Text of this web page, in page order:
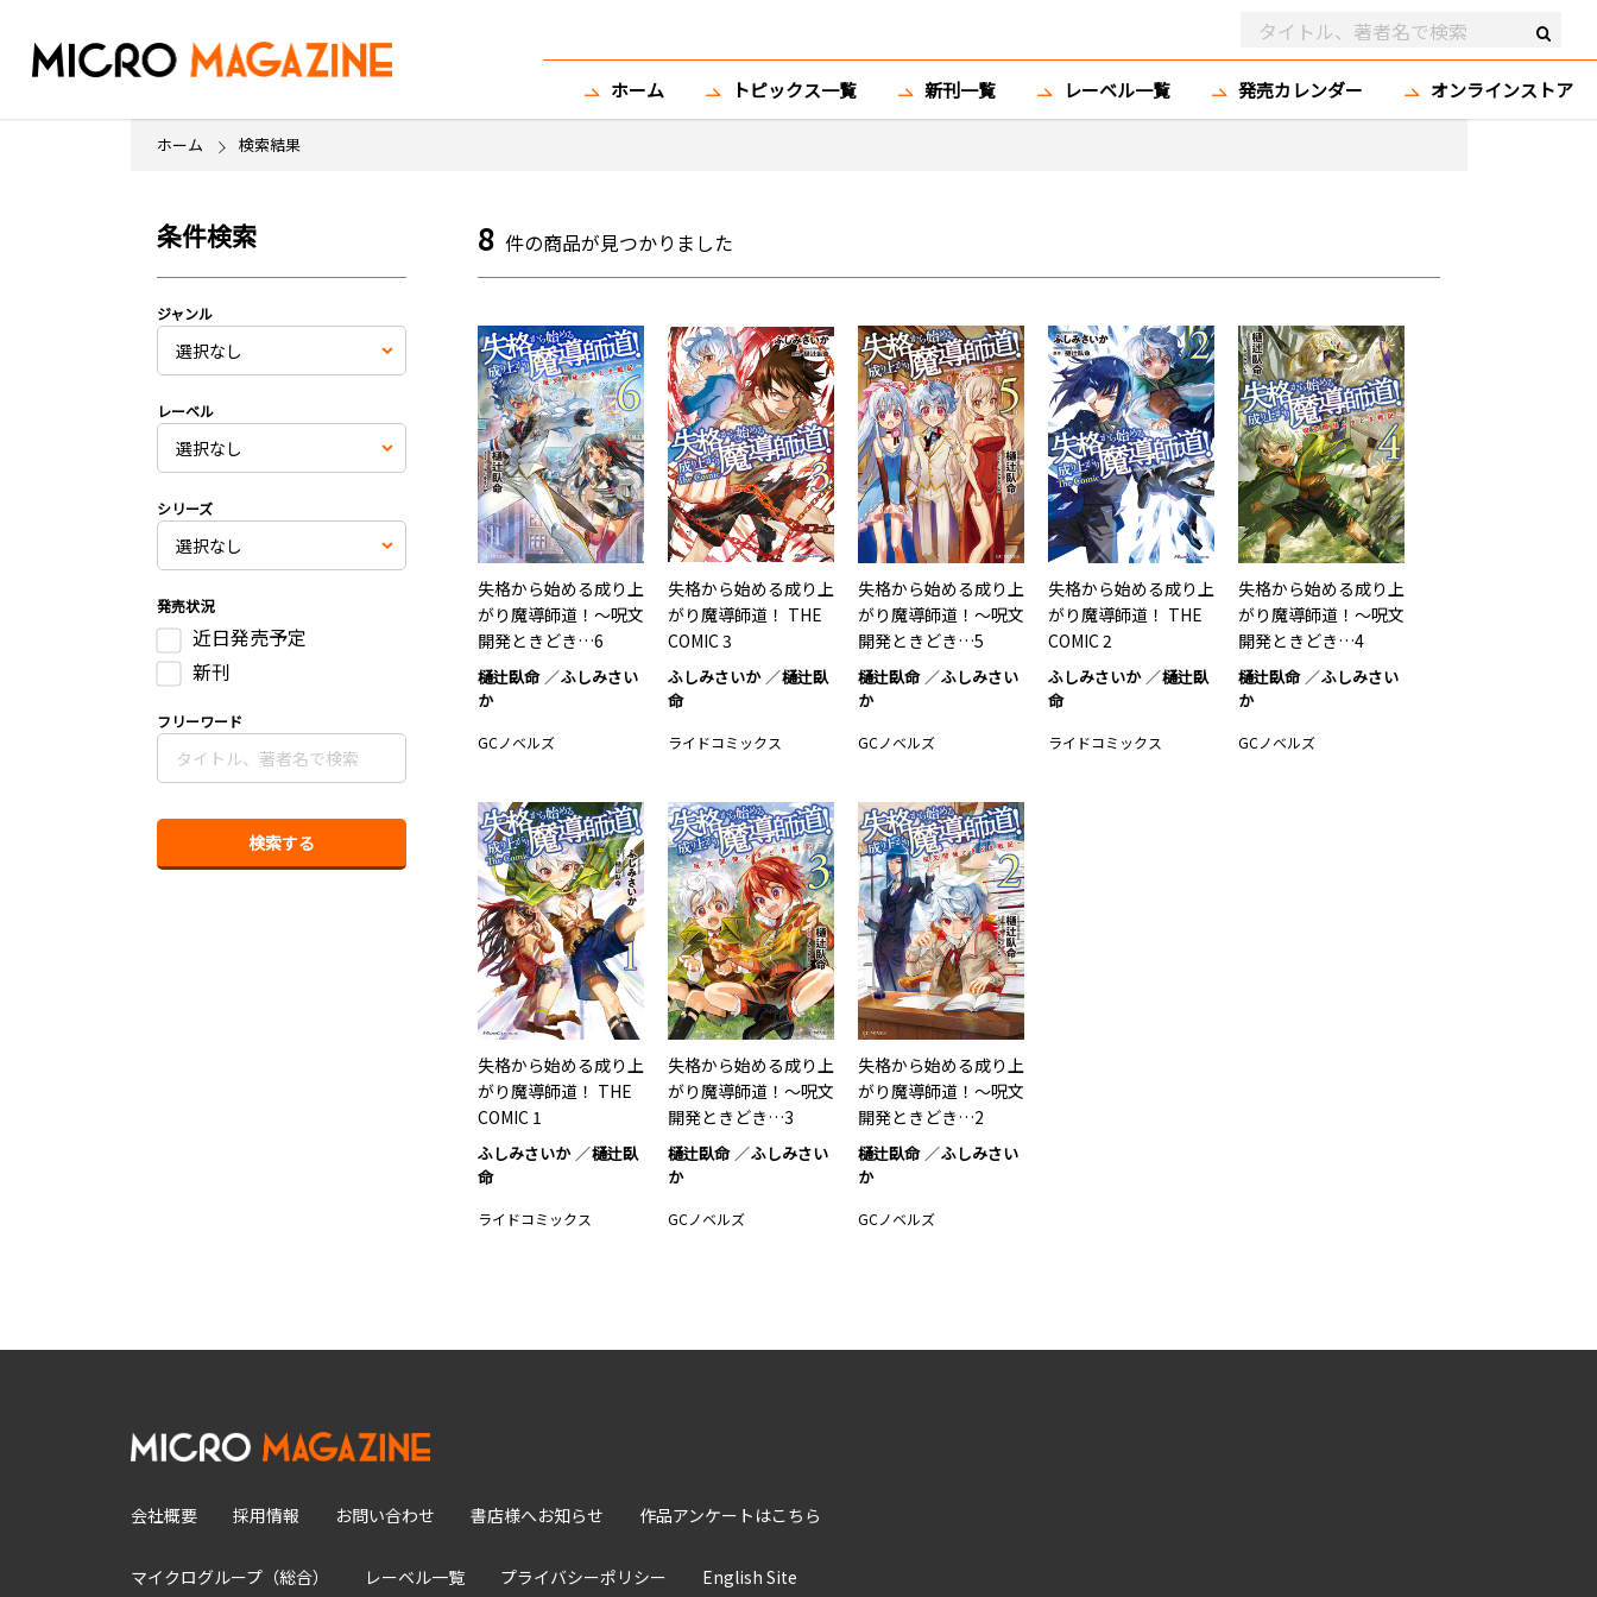
ホーム トピックス一覧 新刊一覧 レーベル一覧 発売カレンダー オンラインストア
ホーム 検索結果
条件検索
ジャンル
レーベル
シリーズ
発売状況
近日発売予定
新刊
フリーワード
8 件の商品が見つかりました
失格から始める成り上
がり魔導師道！～呪文
開発ときどき…6
樋辻臥命
ふしみさい
か
GCノベルズ
失格から始める成り上
がり魔導師道！ THE
COMIC 3
ふしみさいか
樋辻臥
命
ライドコミックス
失格から始める成り上
がり魔導師道！～呪文
開発ときどき…5
樋辻臥命
ふしみさい
か
GCノベルズ
失格から始める成り上
がり魔導師道！ THE
COMIC 2
ふしみさいか
樋辻臥
命
ライドコミックス
失格から始める成り上
がり魔導師道！～呪文
開発ときどき…4
樋辻臥命
ふしみさい
か
GCノベルズ
失格から始める成り上
がり魔導師道！ THE
COMIC 1
ふしみさいか
樋辻臥
命
ライドコミックス
失格から始める成り上
がり魔導師道！～呪文
開発ときどき…3
樋辻臥命
ふしみさい
か
GCノベルズ
失格から始める成り上
がり魔導師道！～呪文
開発ときどき…2
樋辻臥命
ふしみさい
か
GCノベルズ
会社概要 採用情報 お問い合わせ 書店様へお知らせ 作品アンケートはこちら
マイクログループ（総合） レーベル一覧 プライバシーポリシー English Site